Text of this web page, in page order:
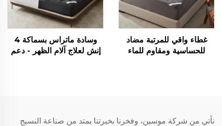
غطاء واقي للمرتبة مضاد
للحساسية ومقاوم للماء
وسادة ماتراس بسماكة 4
إنش لعلاج آلام الظهر - دعم
نأتي من شركة موسين، وفخرنا بخبرتنا يمتد من صناعة النسيج